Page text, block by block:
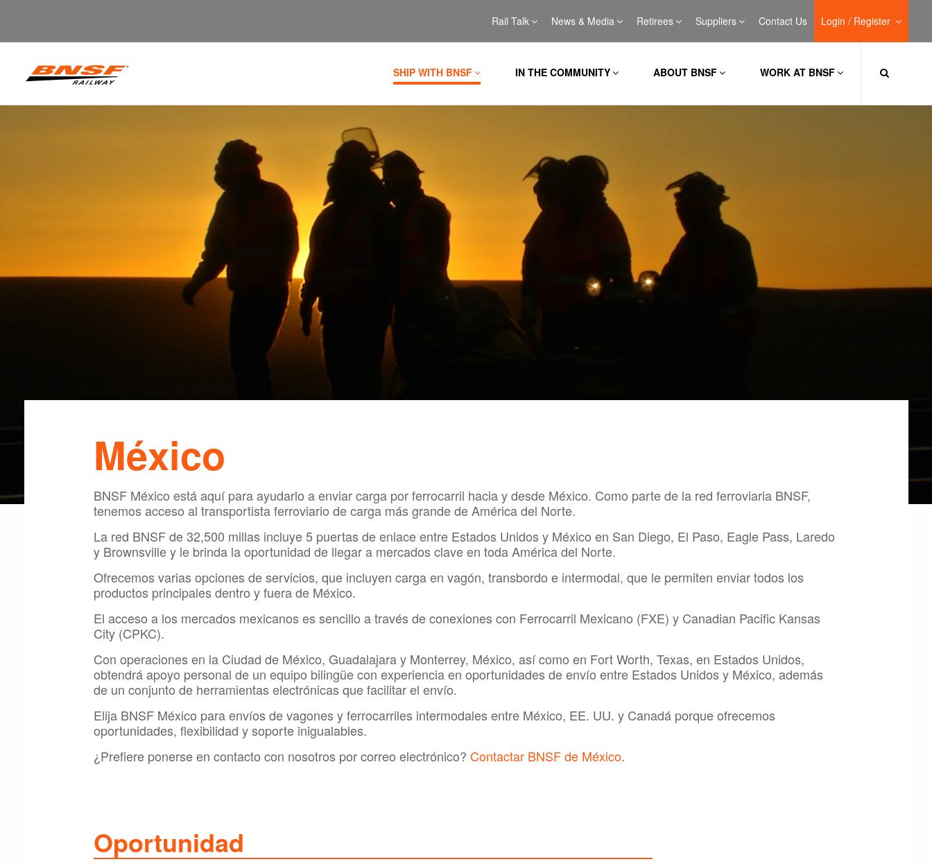
Rail Talk News & Media Retirees Suppliers Contact Us Login / Register
SHIP WITH BNSF IN THE COMMUNITY ABOUT BNSF WORK AT BNSF
México
BNSF México está aquí para ayudarlo a enviar carga por ferrocarril hacia y desde México. Como parte de la red ferroviaria BNSF,
tenemos acceso al transportista ferroviario de carga más grande de América del Norte.
La red BNSF de 32,500 millas incluye 5 puertas de enlace entre Estados Unidos y México en San Diego, El Paso, Eagle Pass, Laredo
y Brownsville y le brinda la oportunidad de llegar a mercados clave en toda América del Norte.
Ofrecemos varias opciones de servicios, que incluyen carga en vagón, transbordo e intermodal, que le permiten enviar todos los
productos principales dentro y fuera de México.
El acceso a los mercados mexicanos es sencillo a través de conexiones con Ferrocarril Mexicano (FXE) y Canadian Pacific Kansas
City (CPKC).
Con operaciones en la Ciudad de México, Guadalajara y Monterrey, México, así como en Fort Worth, Texas, en Estados Unidos,
obtendrá apoyo personal de un equipo bilingüe con experiencia en oportunidades de envío entre Estados Unidos y México, además
de un conjunto de herramientas electrónicas que facilitar el envío.
Elija BNSF México para envíos de vagones y ferrocarriles intermodales entre México, EE. UU. y Canadá porque ofrecemos
oportunidades, flexibilidad y soporte inigualables.
¿Prefiere ponerse en contacto con nosotros por correo electrónico? Contactar BNSF de México.
Oportunidad